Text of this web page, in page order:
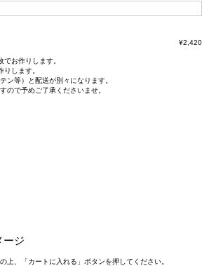
¥2,420
でお作りします。
りします。
ン等）と配送が別々 になります。
ので予めご了承くださいませ。
ージ
上、「カートに入れる」ボタンを押してください。